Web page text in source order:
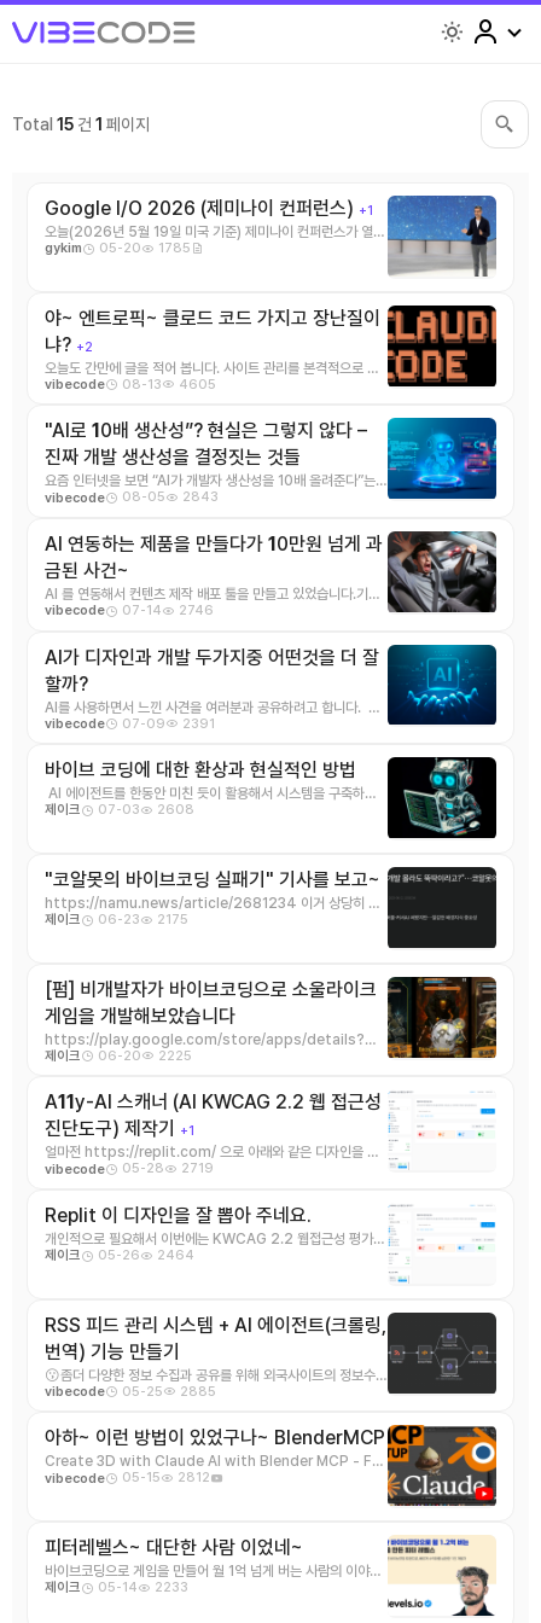
Total 15 건 1 페이지
Google I/O 2026 (제미나이 컨퍼런스) +1
오늘(2026년 5월 19일 미국 기준) 제미나이 컨퍼런스가 열렸
습니다. 핵심 한줄 \> “Gemini를 챗 ...
gykim 05-20 1785
야~ 엔트로픽~ 클로드 코드 가지고 장난질이
냐? +2
오늘도 간만에 글을 적어 봅니다. 사이트 관리를 본격적으로 하
려 했지만 아직 열심히 만들고 있는 제품 때문에 ...
vibecode 08-13 4605
"AI로 1 0배 생산성”? 현실은 그렇지 않다 –
진짜 개발 생산성을 결정짓는 것들
요즘 인터넷을 보면 “AI가 개발자 생산성을 10배 올려준다”는
말이 자주 등장합니다. ...
vibecode 08-05 2843
AI 연동하는 제품을 만들다가 10만원 넘게 과
금된 사건~
AI 를 연동해서 컨텐츠 제작 배포 툴을 만들고 있었습니다.기본
적인 플로우는 아래와 같습니다. 외국 ...
vibecode 07-14 2746
AI가 디자인과 개발 두가지중 어떤것을 더 잘
할까?
AI를 사용하면서 느낀 사견을 여러분과 공유하려고 합니다. AI
를 통해 우리가 원하는 결과물을 얻기 위해서 ...
vibecode 07-09 2391
바이브 코딩에 대한 환상과 현실적인 방법
AI 에이전트를 한동안 미친 듯이 활용해서 시스템을 구축하면
서 느낀 점들을 공유하고자 합니다. & ...
제이크 07-03 2608
"코알못의 바이브코딩 실패기" 기사를 보고~
https://namu.news/article/2681234 이거 상당히 공
감되는 내용인데 기본적으 ...
제이크 06-23 2175
[펌] 비개발자가 바이브코딩으로 소울라이크
게임을 개발해보았습니다
https://play.google.com/store/apps/details?
id=xyz.brokensoul ...
제이크 06-20 2225
A1 1 y-AI 스캐너 (AI KWCAG 2.2 웹 접근성
진단도구) 제작기
+1
얼마전 https://replit.com/ 으로 아래와 같은 디자인을 만
들었습니다. 근데 조금만 기능을 추가 ...
vibecode 05-28 2719
Replit 이 디자인을 잘 뽑아 주네요.
개인적으로 필요해서 이번에는 KWCAG 2.2 웹접근성 평가도
구 를 https://replit.com/ 으로 ...
제이크 05-26 2464
RSS 피드 관리 시스템 + AI 에이전트(크롤링,
번역) 기능 만들기
😗좀더 다양한 정보 수집과 공유를 위해 외국사이트의 정보수집
자동화 아이디어를 떠 올렸습니다. n8n 을 이 ...
vibecode 05-25 2885
아하~ 이런 방법이 있었구나~ BlenderMCP
Create 3D with Claude AI with Blender MCP - Full
26-min Tuto ...
vibecode 05-15 2812
피터레벨스~ 대단한 사람 이었네~
바이브코딩으로 게임을 만들어 월 1억 넘게 버는 사람의 이야기
가 있습니다. https://maily.so/ ...
제이크 05-14 2233